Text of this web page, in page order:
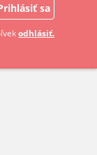
sa
odhlásiť.